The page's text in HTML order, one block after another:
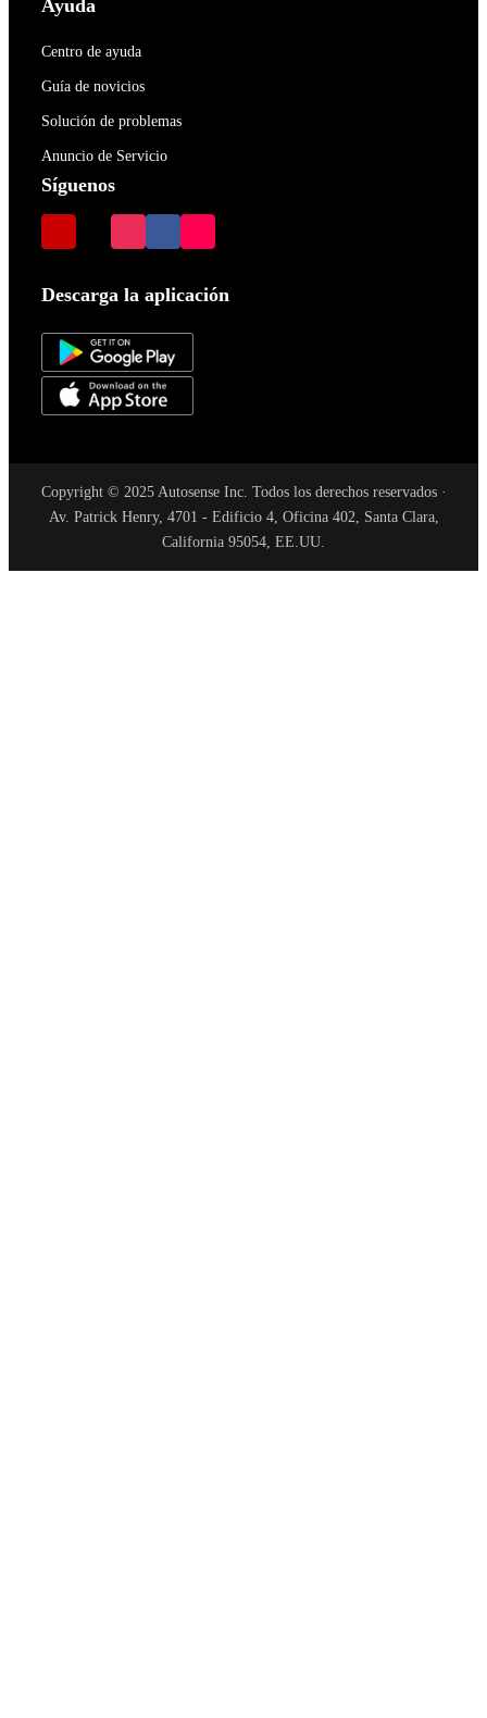
Ayuda
Centro de ayuda
Guía de novicios
Solución de problemas
Anuncio de Servicio
Síguenos
Descarga la aplicación
Copyright © 2025 Autosense Inc. Todos los derechos reservados ·
Av. Patrick Henry, 4701 - Edificio 4, Oficina 402, Santa Clara,
California 95054, EE.UU.